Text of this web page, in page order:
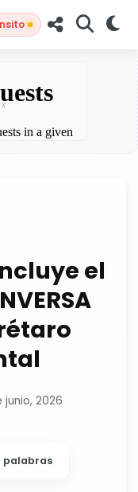
el
junio, 2026
palabras